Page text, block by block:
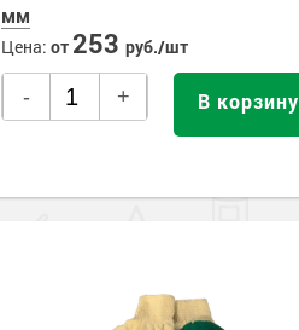
мм
Цена: от253 руб./шт
- + В корзину